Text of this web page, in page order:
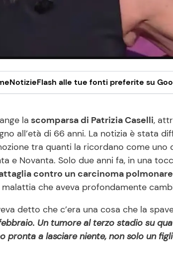
alle tue fonti preferite su
la scomparsa di Patrizia Caselli,
all’età di 66 anni. La notizia è stata
tra quanti la ricordano come uno
e Novanta. Solo due anni fa, in una
contro un carcinoma
che aveva profondamente
detto che c’era una cosa che la
Un tumore al terzo stadio su
pronta a lasciare niente, non solo un